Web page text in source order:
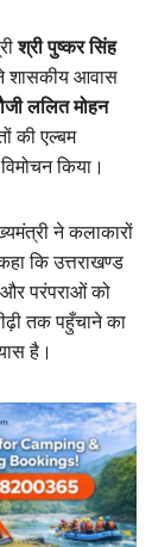
श्री पुष्कर सिंह
आवास
ललित मोहन
की एल्बम
किया।
ने कलाकारों
कि उत्तराखण्ड
परंपराओं को
तक पहुँचाने का
है।